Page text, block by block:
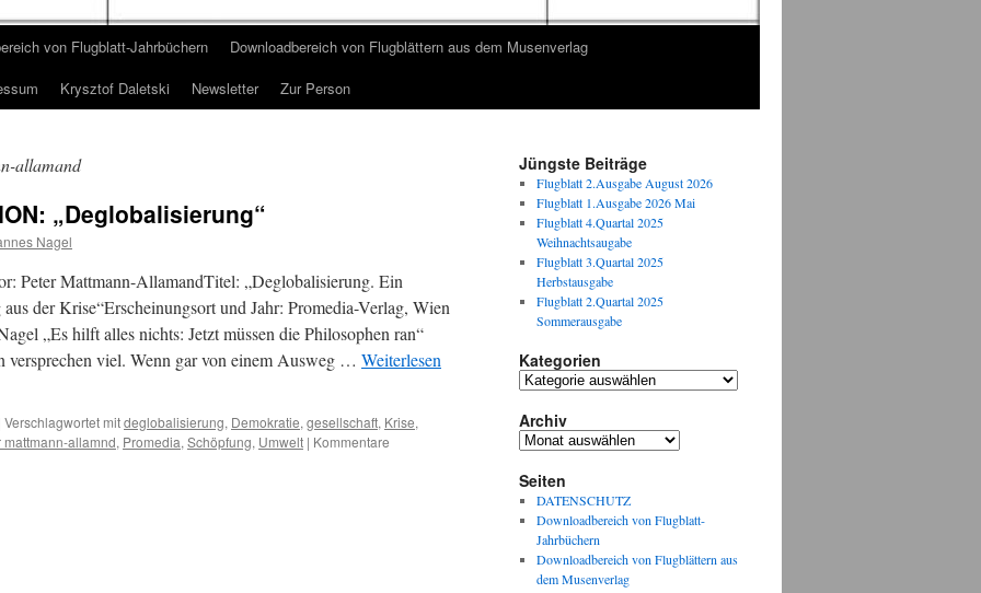
von Flugblatt-Jahrbüchern
Downloadbereich von Flugblättern aus dem Musenverlag
Krysztof Daletski Newsletter Zur Person
allamand
„Deglobalisierung“
Nagel
Mattmann-AllamandTitel: „Deglobalisierung. Ein
der Krise“Erscheinungsort und Jahr: Promedia-Verlag, Wien
„Es hilft alles nichts: Jetzt müssen die Philosophen ran“
versprechen viel. Wenn gar von einem Ausweg … Weiterlesen
Verschlagwortet mitdeglobalisierung, Demokratie, gesellschaft, Krise,
mattmann-allamnd, Promedia, Schöpfung, Umwelt | Kommentare
Jüngste Beiträge
Flugblatt 2.Ausgabe August 2026
Flugblatt 1.Ausgabe 2026 Mai
Flugblatt 4.Quartal 2025
Weihnachtsaugabe
Flugblatt 3.Quartal 2025
Herbstausgabe
Flugblatt 2.Quartal 2025
Sommerausgabe
Kategorien
Kategorien
Archiv
Archiv
Seiten
DATENSCHUTZ
Downloadbereich von Flugblatt-
Jahrbüchern
Downloadbereich von Flugblättern aus
dem Musenverlag